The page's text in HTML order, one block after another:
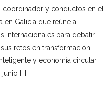
coordinador y conductos en el
en Galicia que reúne a
internacionales para debatir
retos en transformación
y economía circular,
[…]